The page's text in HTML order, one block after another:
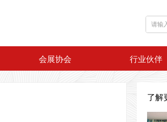
会展协会 行业伙伴
了解